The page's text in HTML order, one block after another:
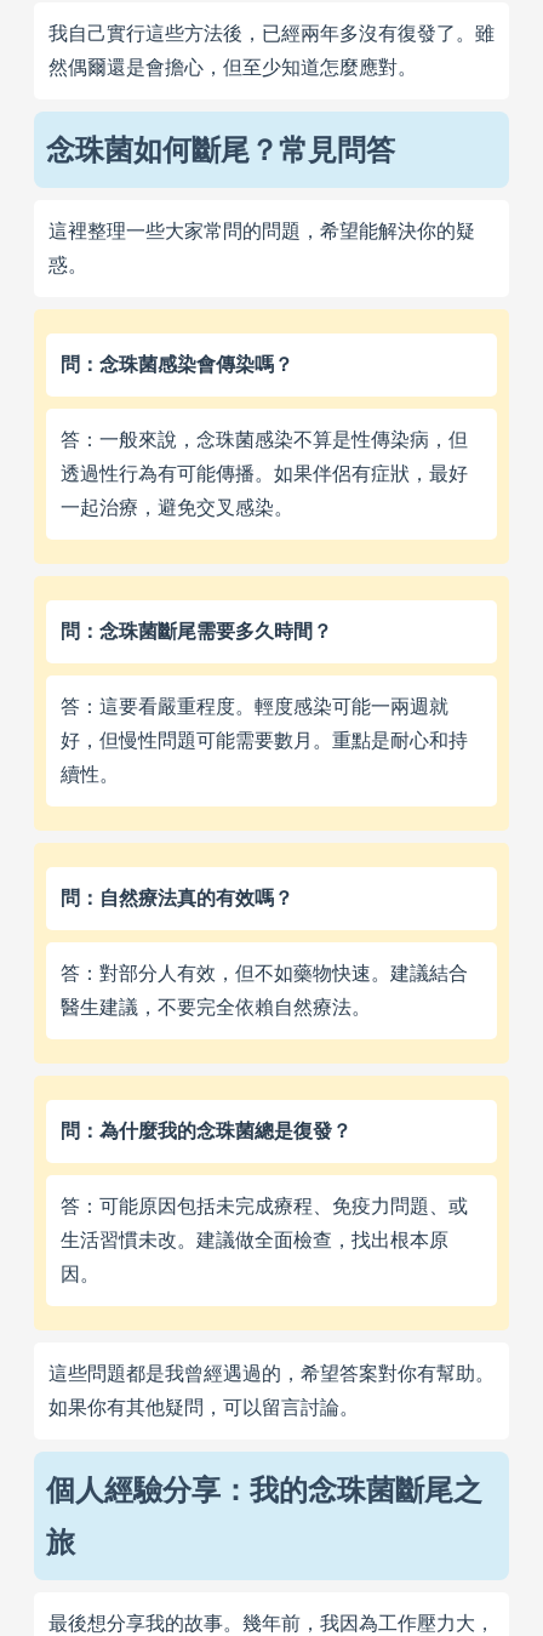
我自己實行這些方法後，已經兩年多沒有復發了。雖
然偶爾還是會擔心，但至少知道怎麼應對。
念珠菌如何斷尾？常見問答
這裡整理一些大家常問的問題，希望能解決你的疑
惑。
問：念珠菌感染會傳染嗎？
答：一般來說，念珠菌感染不算是性傳染病，但
透過性行為有可能傳播。如果伴侶有症狀，最好
一起治療，避免交叉感染。
問：念珠菌斷尾需要多久時間？
答：這要看嚴重程度。輕度感染可能一兩週就
好，但慢性問題可能需要數月。重點是耐心和持
續性。
問：自然療法真的有效嗎？
答：對部分人有效，但不如藥物快速。建議結合
醫生建議，不要完全依賴自然療法。
問：為什麼我的念珠菌總是復發？
答：可能原因包括未完成療程、免疫力問題、或
生活習慣未改。建議做全面檢查，找出根本原
因。
這些問題都是我曾經遇過的，希望答案對你有幫助。
如果你有其他疑問，可以留言討論。
個人經驗分享：我的念珠菌斷尾之
旅
最後想分享我的故事。幾年前，我因為工作壓力大，